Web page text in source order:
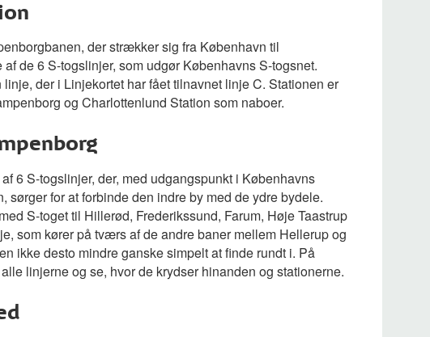
der strækker sig fra København til
de 6 S-togslinjer, som udgør Københavns S-togsnet.
der i Linjekortet har fået tilnavnet linje C. Stationen er
og Charlottenlund Station som naboer.
6 S-togslinjer, der, med udgangspunkt i Københavns
sørger for at forbinde den indre by med de ydre bydele.
S-toget til Hillerød, Frederikssund, Farum, Høje Taastrup
som kører på tværs af de andre baner mellem Hellerup og
ikke desto mindre ganske simpelt at finde rundt i. På
linjerne og se, hvor de krydser hinanden og stationerne.